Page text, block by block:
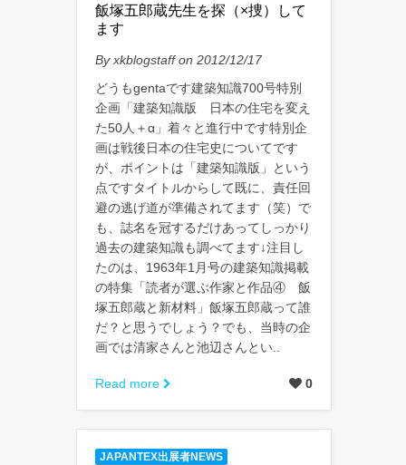
飯塚五郎蔵先生を探（×捜）して
ます
By xkblogstaff on 2012/12/17
どうもgentaです建築知識700号特別
企画「建築知識版 日本の住宅を変え
た50人＋α」着々と進行中です特別企
画は戦後日本の住宅史についてです
が、ポイントは「建築知識版」という
点ですタイトルからして既に、責任回
避の逃げ道が準備されてます（笑）で
も、誌名を冠するだけあってしっかり
過去の建築知識も調べてます↓注目し
たのは、1963年1月号の建築知識掲載
の特集「読者が選ぶ作家と作品④ 飯
塚五郎蔵と新材料」飯塚五郎蔵って誰
だ？と思うでしょう？でも、当時の企
画では清家さんと池辺さんとい..
Read more 0
JAPANTEX出展者NEWS